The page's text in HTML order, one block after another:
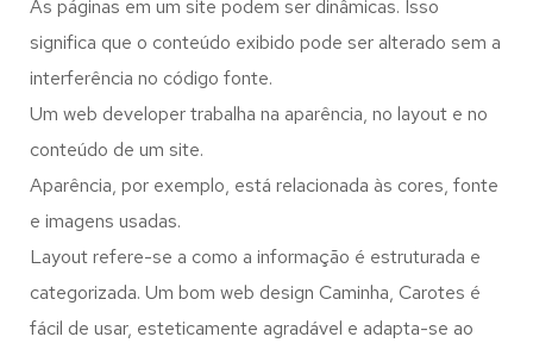
As páginas em um site podem ser dinâmicas. Isso
significa que o conteúdo exibido pode ser alterado sem a
interferência no código fonte.
Um web developer trabalha na aparência, no layout e no
conteúdo de um site.
Aparência, por exemplo, está relacionada às cores, fonte
e imagens usadas.
Layout refere-se a como a informação é estruturada e
categorizada. Um bom web design Caminha, Carotes é
fácil de usar, esteticamente agradável e adapta-se ao